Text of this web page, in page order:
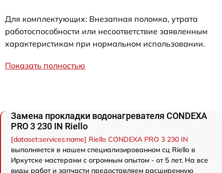
Для комплектующих: Внезапная поломка, утрата
работоспособности или несоответствие заявленным
характеристикам при нормальном использовании.
Показать полностью
Замена прокладки водонагревателя CONDEXA
PRO 3 230 IN Riello
[dataset:services:name] Riello CONDEXA PRO 3 230 IN
выполняется в нашем специализированном сц Riello в
Иркутске мастерами с огромным опытом - от 5 лет. На все
виды работ и запчасти предоставляем расширенную